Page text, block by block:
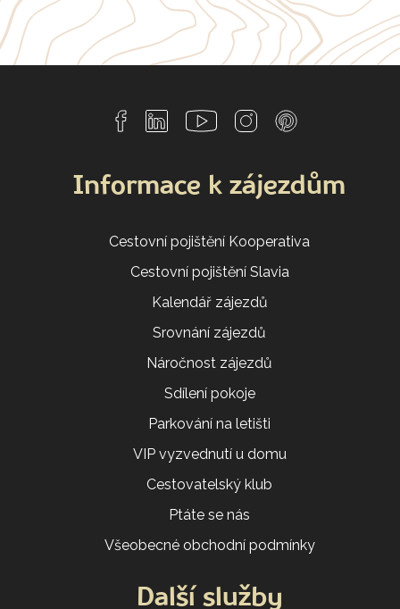
Informace k zájezdům
Cestovní pojištění Kooperativa
Cestovní pojištění Slavia
Kalendář zájezdů
Srovnání zájezdů
Náročnost zájezdů
Sdílení pokoje
Parkování na letišti
VIP vyzvednutí u domu
Cestovatelský klub
Ptáte se nás
Všeobecné obchodní podmínky
Další služby